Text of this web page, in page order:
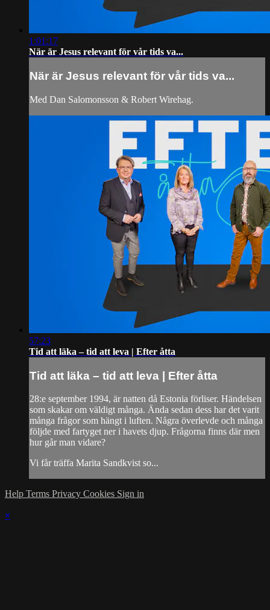
1:01:17
När är Jesus relevant för vår tids va...
När är Jesus relevant för vår tids va...
Med Dan Salomonsson & Robert Wirehag.
57:23
Tid att läka – tid att leva | Efter åtta
Tid att läka – tid att leva | Efter åtta
28:e september 1994, är natten då Estonia förliser. Händelsen
som skakar om väldigt många. Ända sedan dess har det varit
många frågor som hängt i luften. Några överlevde och många
följde med fartyget ner i havets djup. Frågorna finns där men
hur går man vidare?
Vi får träffa Marita Sandkvist so...
Help Terms Privacy Cookies Sign in
×